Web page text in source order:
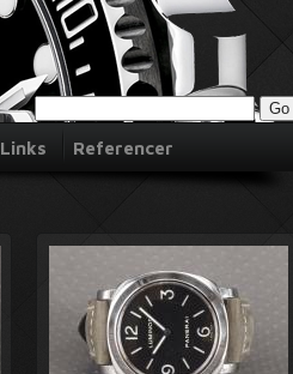
Links Referencer